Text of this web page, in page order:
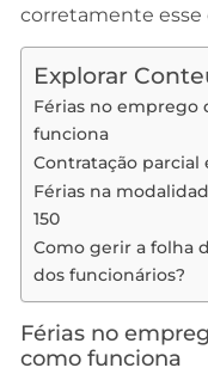
corretamente esse
Explorar
Férias no emprego
funciona
Contratação
Férias na
150
Como gerir a folha
dos funcionários?
Férias no
como funciona